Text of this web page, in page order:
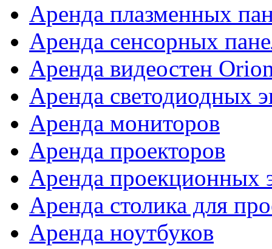
Аренда плазменных
Аренда сенсорных
Аренда видеостен
Аренда светодиодных
Аренда мониторов
Аренда проекторов
Аренда проекционных
Аренда столика для
Аренда ноутбуков